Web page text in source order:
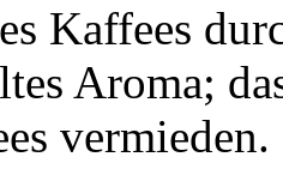
Kaffees
Aroma;
vermieden.